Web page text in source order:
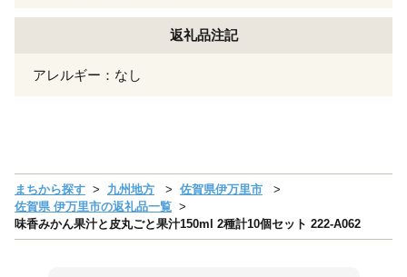
返礼品注記
アレルギー：なし
まちから探す 九州地方
佐賀県伊万里市
佐賀県 伊万里市の返礼品一覧
味香みかん果汁と皮丸ごと果汁150ml 2種計10個セット 222-A062